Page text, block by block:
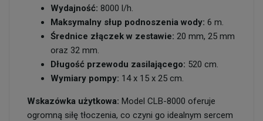
Wydajność: 8000 l/h.
Maksymalny słup podnoszenia wody: 6 m.
Średnice złączek w zestawie: 20 mm, 25 mm
oraz 32 mm.
Długość przewodu zasilającego: 520 cm.
Wymiary pompy: 14 x 15 x 25 cm.
Wskazówka użytkowa: Model CLB-8000 oferuje
ogromną siłę tłoczenia, co czyni go idealnym sercem